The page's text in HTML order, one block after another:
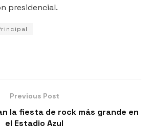
presidencial.
Previous Post
la fiesta de rock más grande en
el Estadio Azul